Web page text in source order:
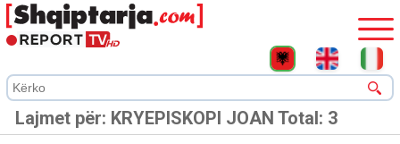
Lajmet për: KRYEPISKOPI JOAN Total: 3